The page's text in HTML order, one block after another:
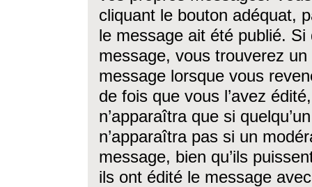
cliquant le bouton adéquat,
le message ait été publié. Si
message, vous trouverez
message lorsque vous
de fois que vous l’avez
n’apparaîtra que si
n’apparaîtra pas si un
message, bien qu’ils
ils ont édité le message